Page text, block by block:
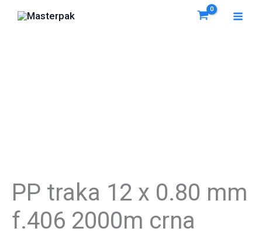
Pređi
PP traka 12 x 0.80 mm
f.406 2000m crna